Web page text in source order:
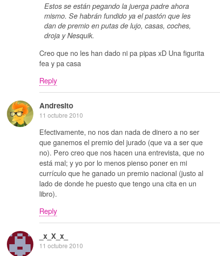
Estos se están pegando la juerga padre ahora
mismo. Se habrán fundido ya el pastón que les
dan de premio en putas de lujo, casas, coches,
droja y Nesquik.
Creo que no les han dado ni pa pipas xD Una figurita
fea y pa casa
Reply
Andresito
11 octubre 2010
Efectivamente, no nos dan nada de dinero a no ser
que ganemos el premio del jurado (que va a ser que
no). Pero creo que nos hacen una entrevista, que no
está mal; y yo por lo menos pienso poner en mi
currículo que he ganado un premio nacional (justo al
lado de donde he puesto que tengo una cita en un
libro).
Reply
_x_X_x_
11 octubre 2010